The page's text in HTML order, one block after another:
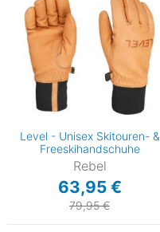
Level - Unisex Skitouren- &
Freeskihandschuhe
Rebel
63,95 €
79,95 €